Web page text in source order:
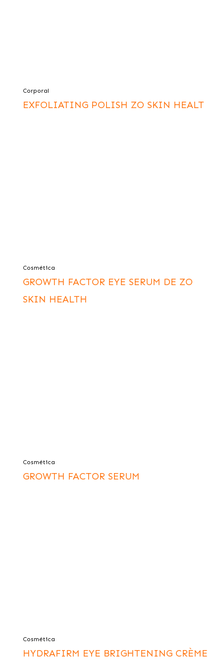
Corporal
EXFOLIATING POLISH ZO SKIN HEALT
Cosmética
GROWTH FACTOR EYE SERUM DE ZO
SKIN HEALTH
Cosmética
GROWTH FACTOR SERUM
Cosmética
HYDRAFIRM EYE BRIGHTENING CRÈME